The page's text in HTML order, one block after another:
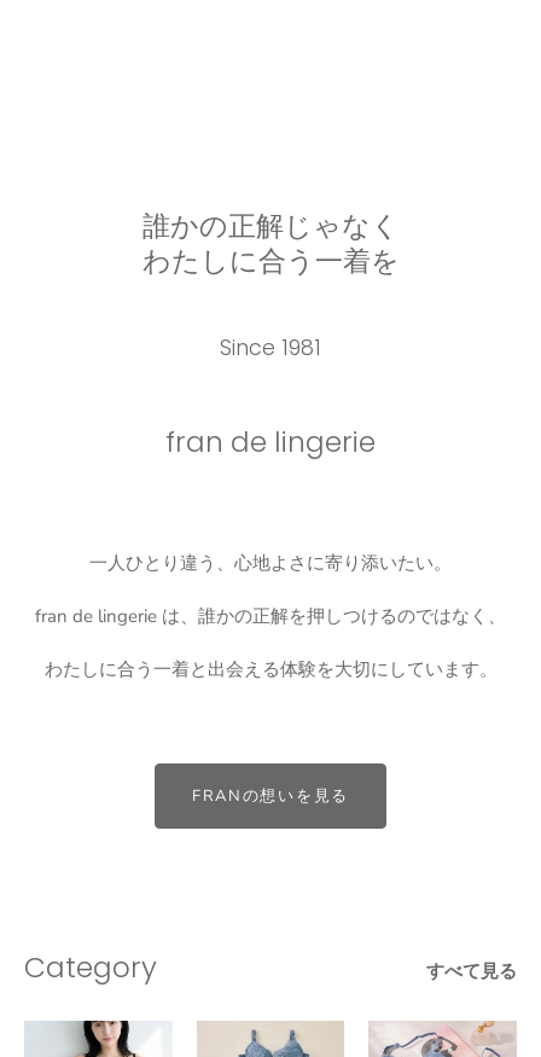
誰かの正解じゃなく
わたしに合う一着を
Since 1981
fran de lingerie
一人ひとり違う、心地よさに寄り添いたい。
fran de lingerie は、誰かの正解を押しつけるのではなく、
わたしに合う一着と出会える体験を大切にしています。
FRANの想いを見る
Category すべて見る